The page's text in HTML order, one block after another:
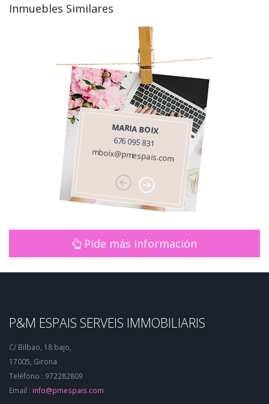
Inmuebles Similares
MARIA BOIX
676 095 831
mboix@pmespais.com
Pide más información
P&M ESPAIS SERVEIS IMMOBILIARIS
C/ Bilbao, 18 bajo,
17005, Girona
Teléfono : 972282809
Email : info@pmespais.com